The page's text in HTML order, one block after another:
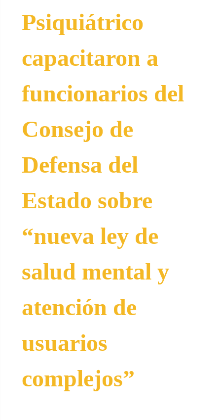
Psiquiátrico
capacitaron a
funcionarios del
Consejo de
Defensa del
Estado sobre
“nueva ley de
salud mental y
atención de
usuarios
complejos”